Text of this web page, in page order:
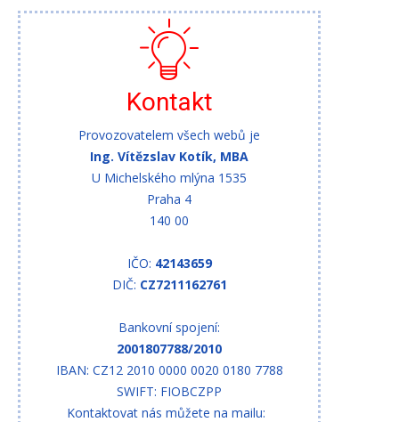
Kontakt
Provozovatelem všech webů je
Ing. Vítězslav Kotík, MBA
U Michelského mlýna 1535
Praha 4
140 00
IČO: 42143659
DIČ: CZ7211162761
Bankovní spojení:
2001807788/2010
IBAN: CZ12 2010 0000 0020 0180 7788
SWIFT: FIOBCZPP
Kontaktovat nás můžete na mailu: